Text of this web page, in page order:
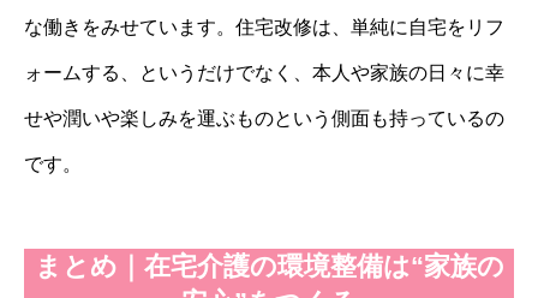
な働きをみせています。住宅改修は、単純に自宅をリフ
ォームする、というだけでなく、本人や家族の日々に幸
せや潤いや楽しみを運ぶものという側面も持っているの
です。
まとめ｜在宅介護の環境整備は“家族の